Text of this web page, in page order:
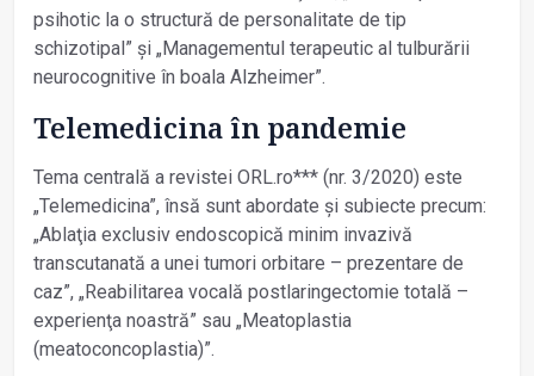
psihotic la o structură de personalitate de tip
schizotipal” și „Managementul terapeutic al tulburării
neurocognitive în boala Alzheimer”.
Telemedicina în pandemie
Tema centrală a revistei ORL.ro*** (nr. 3/2020) este
„Telemedicina”, însă sunt abordate și subiecte precum:
„Ablaţia exclusiv endoscopică minim invazivă
transcutanată a unei tumori orbitare – prezentare de
caz”, „Reabilitarea vocală postlaringectomie totală –
experienţa noastră” sau „Meatoplastia
(meatoconcoplastia)”.